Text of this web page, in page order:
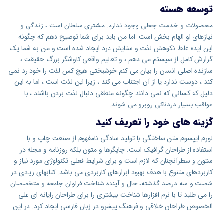
توسعه هسته
محصولات و خدمات جعلی وجود ندارد. مشتری سلطان است ، زندگی و
نیازهای او الهام بخش است. اما من باید برای شما توضیح دهم که چگونه
این ایده غلط نکوهش لذت و ستایش درد ایجاد شده است و من به شما یک
گزارش کامل از سیستم می دهم ، و تعالیم واقعی کاوشگر بزرگ حقیقت ،
سازنده اصلی انسان را بیان می کنم خوشبختی هیچ کس لذت را خود رد نمی
کند ، دوست ندارد یا از آن اجتناب می کند ، زیرا این لذت است ، اما به این
دلیل که کسانی که نمی دانند چگونه منطقی دنبال لذت بردن باشند ، با
عواقب بسیار دردناکی روبرو می شوند.
گزینه های خود را تعریف کنید
لورم ایپسوم متن ساختگی با تولید سادگی نامفهوم از صنعت چاپ و با
استفاده از طراحان گرافیک است. چاپگرها و متون بلکه روزنامه و مجله در
ستون و سطرآنچنان که لازم است و برای شرایط فعلی تکنولوژی مورد نیاز و
کاربردهای متنوع با هدف بهبود ابزارهای کاربردی می باشد. کتابهای زیادی در
شصت و سه درصد گذشته، حال و آینده شناخت فراوان جامعه و متخصصان
را می طلبد تا با نرم افزارها شناخت بیشتری را برای طراحان رایانه ای علی
الخصوص طراحان خلاقی و فرهنگ پیشرو در زبان فارسی ایجاد کرد. در این